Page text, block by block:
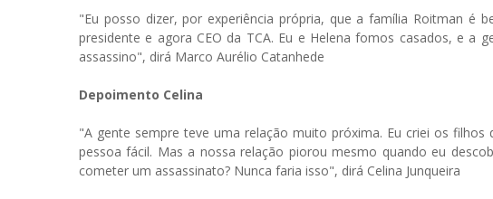
"Eu posso dizer, por experiência própria, que a família Roitman é
presidente e agora CEO da TCA. Eu e Helena fomos casados, e a
assassino", dirá Marco Aurélio Catanhede
Depoimento Celina
"A gente sempre teve uma relação muito próxima. Eu criei os
pessoa fácil. Mas a nossa relação piorou mesmo quando eu
cometer um assassinato? Nunca faria isso", dirá Celina Junqueira